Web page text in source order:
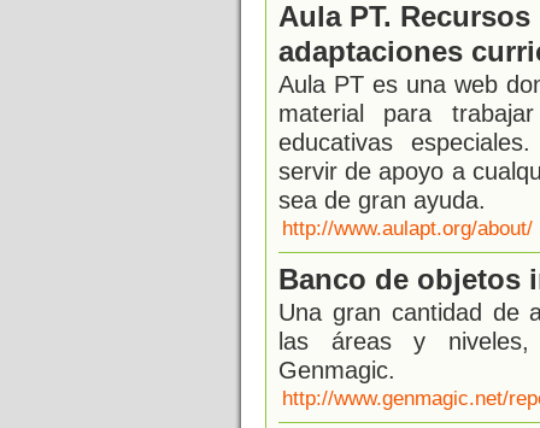
Aula PT.
adaptaciones
Aula PT es una web
material para
educativas
servir de apoyo a
sea de gran ayuda.
http://www.aulapt.org/about/
Banco de objetos
Una gran cantidad de
las áreas y niveles,
Genmagic.
http://www.genmagic.net/